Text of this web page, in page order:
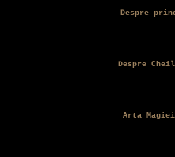
Despre
Despre
Arta